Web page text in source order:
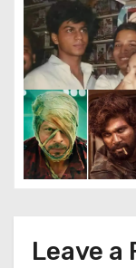
t
i
o
n
Leave a